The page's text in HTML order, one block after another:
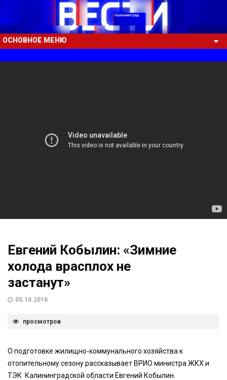
ОСНОВНОЕ МЕНЮ
Евгений Кобылин: «Зимние
холода врасплох не
застанут»
05.10.2016
просмотров
О подготовке жилищно-коммунального хозяйства к
отопительному сезону рассказывает ВРИО министра ЖКХ и
ТЭК Калининградской области Евгений Кобылин.